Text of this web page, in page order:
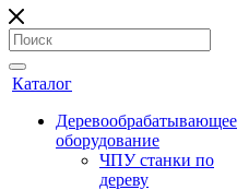
Каталог
Деревообрабатывающее
оборудование
ЧПУ станки по
дереву